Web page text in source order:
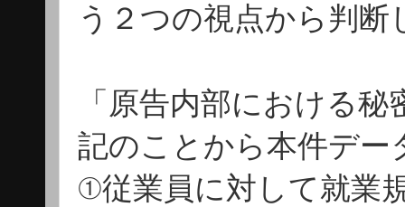
う２つの視点から判断
「原告内部における
記のことから本件デー
①従業員に対して就業